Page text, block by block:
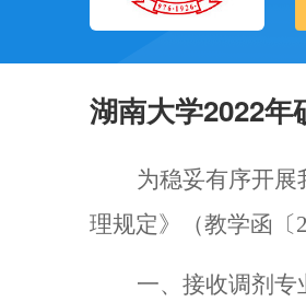
湖南大学2022年
为稳妥有序开展
理规定》（教学函〔
一、 接收调剂专